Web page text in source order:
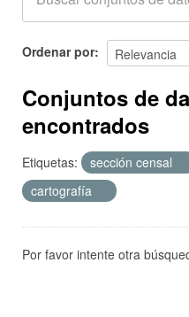
Acerca de
Ordenar por
Conjuntos de
encontrados
Etiquetas: sección censal
cartografía
Por favor intente otra